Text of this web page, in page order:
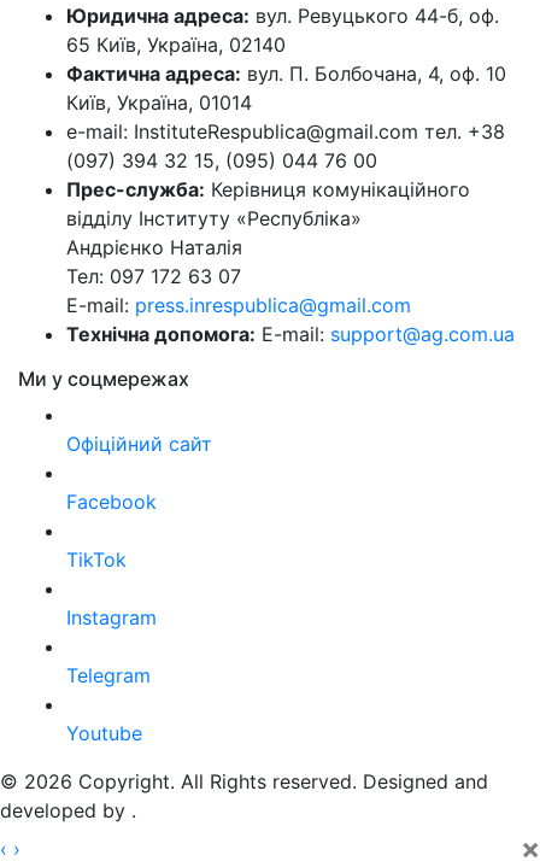
Юридична адреса: вул. Ревуцького 44-б, оф.
65 Київ, Україна, 02140
Фактична адреса: вул. П. Болбочана, 4, оф. 10
Київ, Україна, 01014
e-mail: InstituteRespublica@gmail.com тел. +38
(097) 394 32 15, (095) 044 76 00
Прес-служба: Керівниця комунікаційного
відділу Інституту «Республіка»
Андрієнко Наталія
Тел: 097 172 63 07
E-mail: press.inrespublica@gmail.com
Технічна допомога: E-mail: support@ag.com.ua
Ми у соцмережах
Офіційний сайт
Facebook
TikTok
Instagram
Telegram
Youtube
© 2026 Copyright. All Rights reserved. Designed and
developed by .
‹ › ×